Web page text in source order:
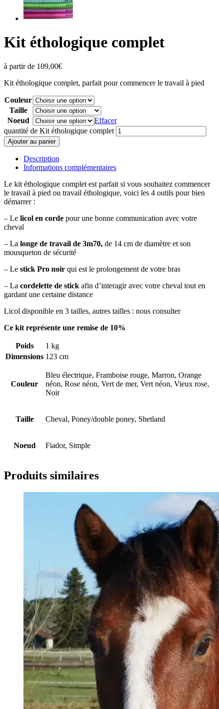
Kit éthologique complet
à partir de 109,00€
Kit éthologique complet, parfait pour commencer le travail à pied
Couleur
Taille
Noeud
Effacer
quantité de Kit éthologique complet
Ajouter au panier
Description
Informations complémentaires
Le kit éthologique complet est parfait si vous souhaitez commencer
le travail à pied ou travail éthologique, voici les 4 outils pour bien
démarrer :
– Le licol en corde pour une bonne communication avec votre
cheval
– La longe de travail de 3m70, de 14 cm de diamètre et son
mousqueton de sécurité
– Le stick Pro noir qui est le prolongement de votre bras
– La cordelette de stick afin d’interagir avec votre cheval tout en
gardant une certaine distance
Licol disponible en 3 tailles, autres tailles : nous consulter
Ce kit représente une remise de 10%
Poids
1 kg
Dimensions 123 cm
Couleur
Bleu électrique, Framboise rouge, Marron, Orange
néon, Rose néon, Vert de mer, Vert néon, Vieux rose,
Noir
Taille Cheval, Poney/double poney, Shetland
Noeud Fiador, Simple
Produits similaires